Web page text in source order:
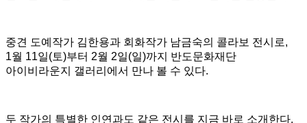
중견 도예작가 김한용과 회화작가 남금숙의 콜라보 전시로,
1월 11일(토)부터 2월 2일(일)까지 반도문화재단
아이비라운지 갤러리에서 만나 볼 수 있다.
두 작가의 특별한 인연과도 같은 전시를 지금 바로 소개한다.